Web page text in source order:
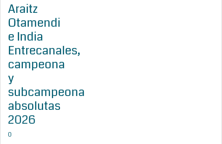
Araitz
Otamendi
e India
Entrecanales,
campeona
y
subcampeona
absolutas
2026
0